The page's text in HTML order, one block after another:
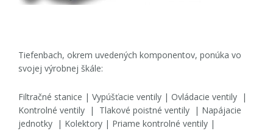
Tiefenbach, okrem uvedených komponentov, ponúka vo
svojej výrobnej škále:
Filtračné stanice | Vypúšťacie ventily | Ovládacie ventily |
Kontrolné ventily | Tlakové poistné ventily | Napájacie
jednotky | Kolektory | Priame kontrolné ventily |